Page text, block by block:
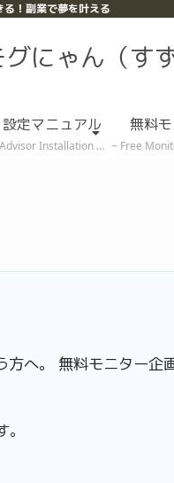
る！副業で夢を叶える
にゃん（す
定マニュアル
Installation & Setup Guide
無料
Free Monitor
へ。 無料モニター企